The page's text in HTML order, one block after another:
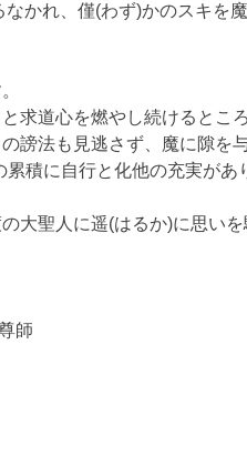
なかれ、僅(わず)かのスキを
求道心を燃やし続けるとこ
謗法も見逃さず、魔に隙を
積に自行と化他の充実が
大聖人に遥(はるか)に思い
師